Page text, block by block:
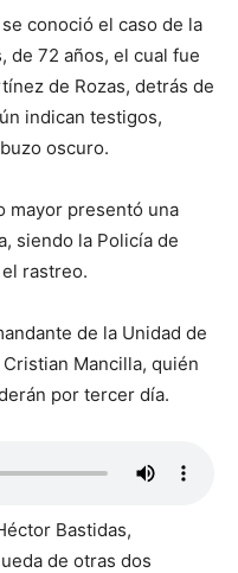
conoció el caso de la
de 72 años, el cual fue
de Rozas, detrás de
indican testigos,
oscuro.
mayor presentó una
siendo la Policía de
rastreo.
de la Unidad de
Mancilla, quién
por tercer día.
Bastidas,
de otras dos